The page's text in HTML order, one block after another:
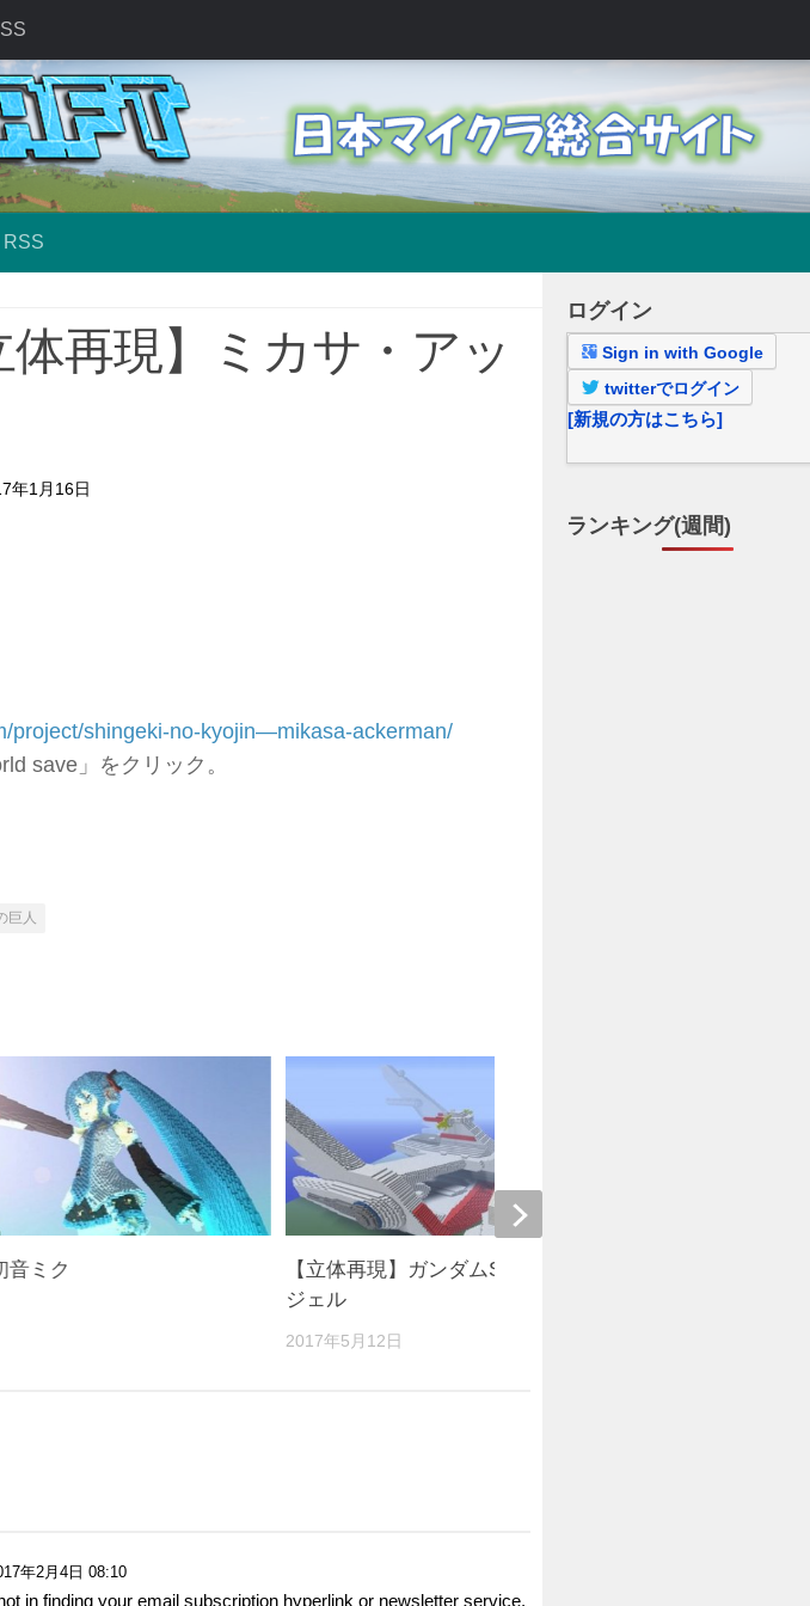
RSS
体再現】ミカサ・アッ
年1月16日
project/shingeki-no-kyojin—mikasa-ackerman/
save」をクリック。
巨人
音ミク
【立体再現】ガンダムSEED アークエン
ジェル
2017年5月12日
年2月4日 08:10
in finding your email subscription hyperlink or newsletter service.
ログイン
Sign in with Google
twitterでログイン
[新規の方はこちら]
ランキング(週間)